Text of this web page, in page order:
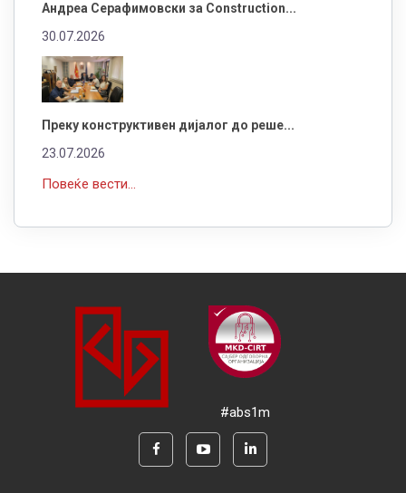
Андреа Серафимовски за Construction...
30.07.2026
Преку конструктивен дијалог до реше...
23.07.2026
Повеќе вести...
#abs1m